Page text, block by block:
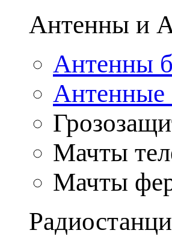
Антенны и
Антенны
Антенные
Мачты
Мачты